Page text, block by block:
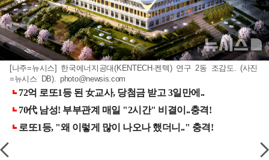
[나주=뉴시스] 한국에너지공대(KENTECH·켄텍) 연구 2동 조감도. (사진
=뉴시스 DB). photo@newsis.com